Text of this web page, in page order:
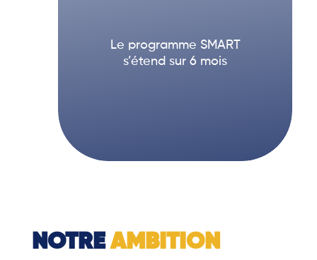
Le programme SMART
s’étend sur 6 mois
NOTREAMBITION